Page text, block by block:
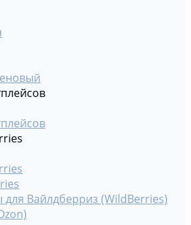
Вайлдберриз (WildBerries)